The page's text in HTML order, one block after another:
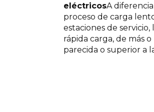
eléctricosA
proceso de carga
estaciones de
rápida carga, de más
parecida o superior a